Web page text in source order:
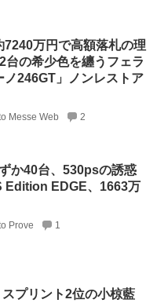
7240万円で高額落札の理
台の希少色を纏うフェラ
ノ246GT」ノンレストア
Messe Web 2
か40台、530psの誘惑
Edition EDGE、1663万
Prove 1
スプリント2位の小椋藍